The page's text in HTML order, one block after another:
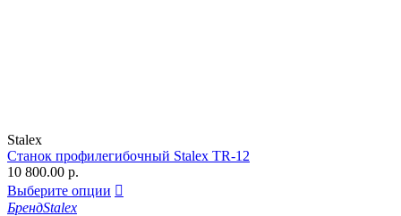
Stalex
Станок профилегибочный Stalex TR-12
10 800.00 р.
Выберите опции 
БрендStalex